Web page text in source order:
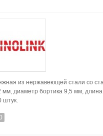
из нержавеющей стали со
мм, диаметр бортика 9,5 мм,
штук.